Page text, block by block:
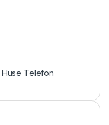
Huse Telefon